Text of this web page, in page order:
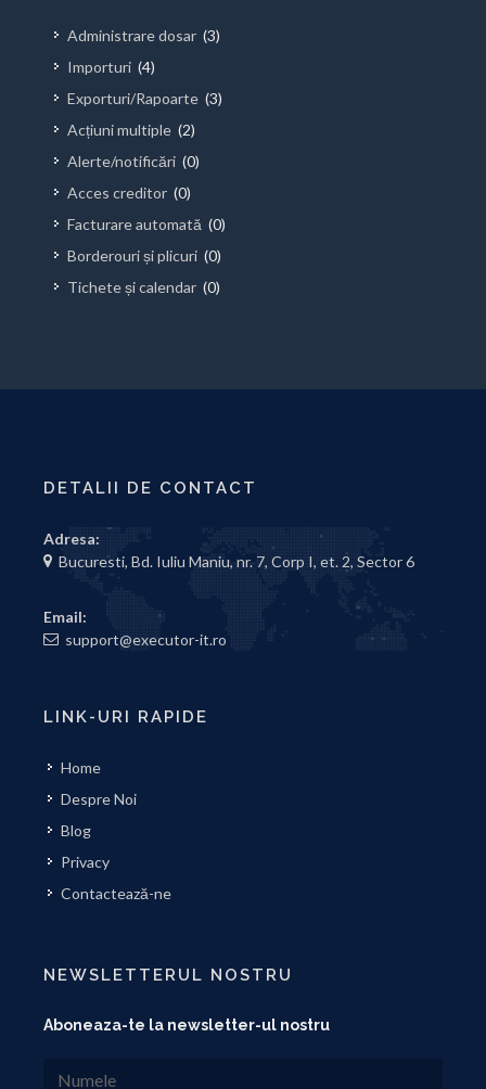
Administrare dosar (3)
Importuri (4)
Exporturi/Rapoarte (3)
Acțiuni multiple (2)
Alerte/notificări (0)
Acces creditor (0)
Facturare automată (0)
Borderouri și plicuri (0)
Tichete și calendar (0)
DETALII DE CONTACT
Adresa:
Bucuresti, Bd. Iuliu Maniu, nr. 7, Corp I, et. 2, Sector 6
Email:
support@executor-it.ro
LINK-URI RAPIDE
Home
Despre Noi
Blog
Privacy
Contactează-ne
NEWSLETTERUL NOSTRU
Aboneaza-te la newsletter-ul nostru